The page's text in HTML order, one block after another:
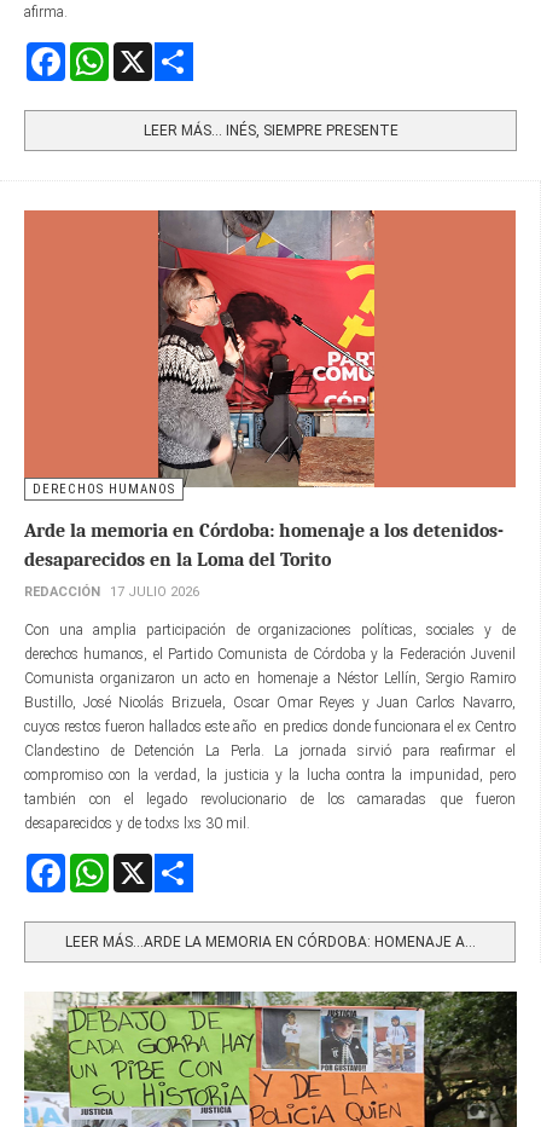
afirma.
FacebookWhatsApp
LEER MÁS… INÉS, SIEMPRE PRESENTE
DERECHOS HUMANOS
Arde la memoria en Córdoba: homenaje a los detenidos-
desaparecidos en la Loma del Torito
REDACCIÓN 17 JULIO 2026
Con una amplia participación de organizaciones políticas, sociales y de
derechos humanos, el Partido Comunista de Córdoba y la Federación Juvenil
Comunista organizaron un acto en homenaje a Néstor Lellín, Sergio Ramiro
Bustillo, José Nicolás Brizuela, Oscar Omar Reyes y Juan Carlos Navarro,
cuyos restos fueron hallados este año en predios donde funcionara el ex Centro
Clandestino de Detención La Perla. La jornada sirvió para reafirmar el
compromiso con la verdad, la justicia y la lucha contra la impunidad, pero
también con el legado revolucionario de los camaradas que fueron
desaparecidos y de todxs lxs 30 mil.
FacebookWhatsApp
LEER MÁS…ARDE LA MEMORIA EN CÓRDOBA: HOMENAJE A...